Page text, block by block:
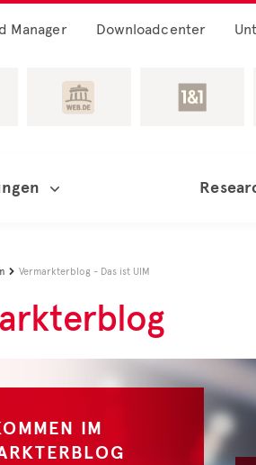
Manager Downloadcenter
 Vermarkterblog - Das ist UIM
IM